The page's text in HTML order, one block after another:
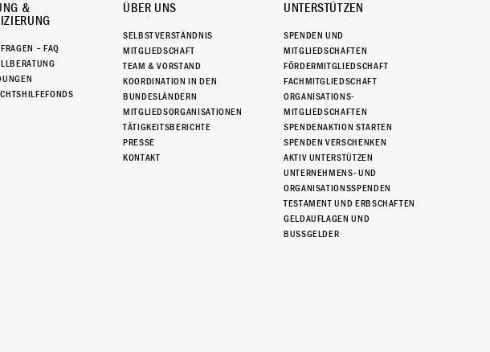
&
– FAQ
ÜBER UNS
SELBSTVERSTÄNDNIS
MITGLIEDSCHAFT
TEAM & VORSTAND
KOORDINATION IN DEN
BUNDESLÄNDERN
MITGLIEDSORGANISATIONEN
TÄTIGKEITSBERICHTE
PRESSE
KONTAKT
UNTERSTÜTZEN
SPENDEN UND
MITGLIEDSCHAFTEN
FÖRDERMITGLIEDSCHAFT
FACHMITGLIEDSCHAFT
ORGANISATIONS-
MITGLIEDSCHAFTEN
SPENDENAKTION STARTEN
SPENDEN VERSCHENKEN
AKTIV UNTERSTÜTZEN
UNTERNEHMENS- UND
ORGANISATIONSSPENDEN
TESTAMENT UND ERBSCHAFTEN
GELDAUFLAGEN UND
BUSSGELDER